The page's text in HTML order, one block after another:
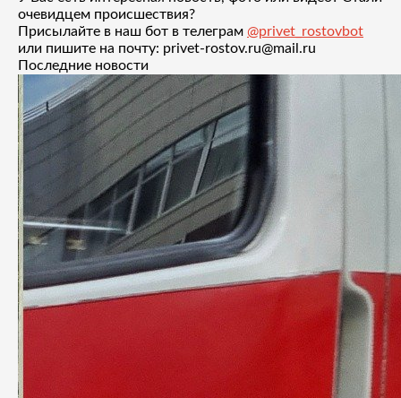
очевидцем происшествия?
Присылайте в наш бот в телеграм @privet_rostovbot
или пишите на почту: privet-rostov.ru@mail.ru
Последние новости